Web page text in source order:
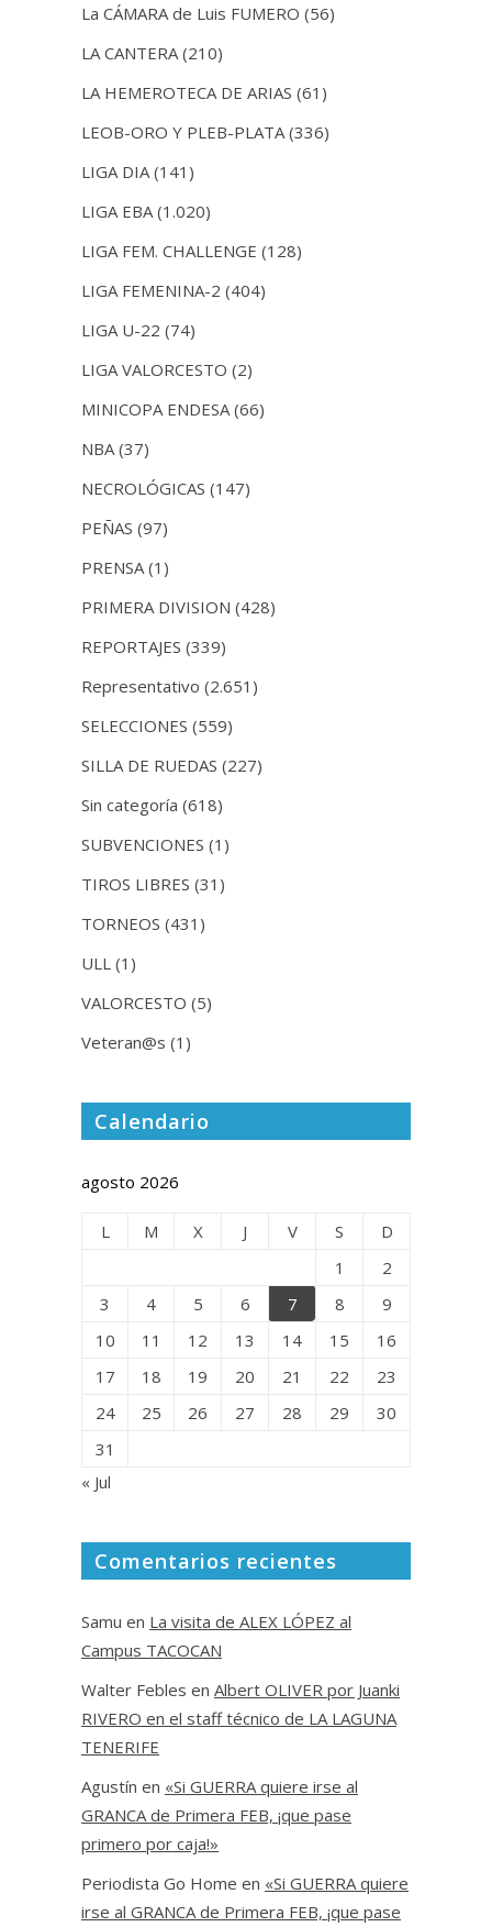
La CÁMARA de Luis FUMERO (56)
LA CANTERA(210)
LA HEMEROTECA DE ARIAS (61)
LEOB-ORO Y PLEB-PLATA(336)
LIGA DIA(141)
LIGA EBA(1.020)
LIGA FEM. CHALLENGE (128)
LIGA FEMENINA-2 (404)
LIGA U-22 (74)
LIGA VALORCESTO (2)
MINICOPA ENDESA(66)
NBA(37)
NECROLÓGICAS (147)
PEÑAS (97)
PRENSA(1)
PRIMERA DIVISION (428)
REPORTAJES (339)
Representativo (2.651)
SELECCIONES (559)
SILLA DE RUEDAS (227)
Sin categoría (618)
SUBVENCIONES (1)
TIROS LIBRES (31)
TORNEOS (431)
ULL (1)
VALORCESTO (5)
Veteran@s (1)
Calendario
agosto 2026
L M X J V S
D
1
2
3
4 5 6 7 8
9
10
11 12 13 14 15
16
17
18 19 20 21 22
23
24
25 26 27 28 29
30
31
« Jul
Comentarios recientes
Samu en La visita de ALEX LÓPEZ al
Campus TACOCAN
Walter Febles en Albert OLIVER por Juanki
RIVERO en el staff técnico de LA LAGUNA
TENERIFE
Agustín en «Si GUERRA quiere irse al
GRANCA de Primera FEB, ¡que pase
primero por caja!»
Periodista Go Home en «Si GUERRA quiere
irse al GRANCA de Primera FEB, ¡que pase